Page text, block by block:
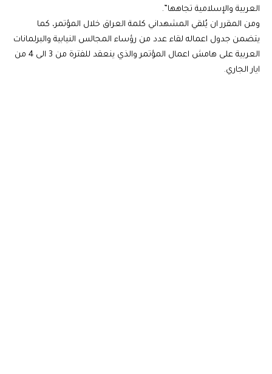
العربية والإسلامية تجاهها”.
ومن المقرر ان يُلقي المشهداني كلمة العراق خلال المؤتمر، كما
يتضمن جدول اعماله لقاء عدد من رؤساء المجالس النيابية والبرلمانات
العربية على هامش اعمال المؤتمر والذي ينعقد للفترة من 3 الى 4 من
ايار الجاري.